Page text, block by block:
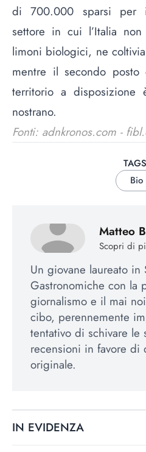
di 700.000 sparsi per
settore in cui l’Italia
limoni biologici, ne
mentre il secondo
territorio a
nostrano.
Fonti: adnkronos.com -
Bio
Matteo
Scopri di
Un giovane laureato in
Gastronomiche con la
giornalismo e il mai
cibo, perennemente
tentativo di schivare le
recensioni in favore di
originale.
IN EVIDENZA